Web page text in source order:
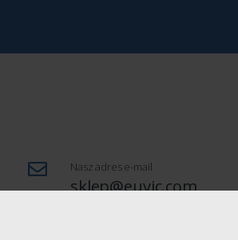
Nasz adres e-mail
sklep@euvic.com